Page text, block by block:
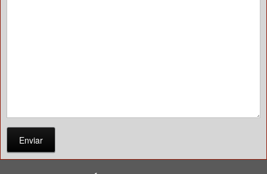
Enviar